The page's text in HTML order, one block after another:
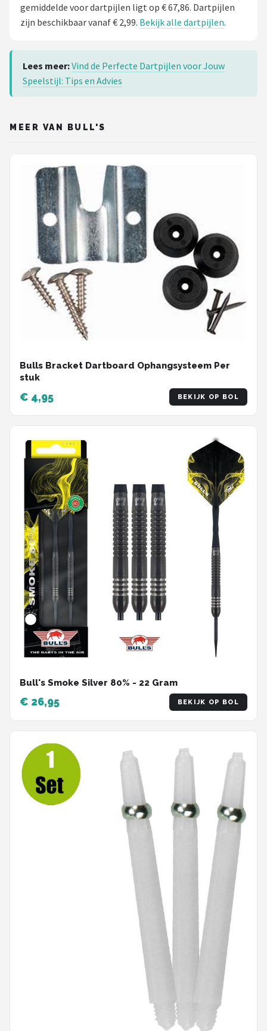
gemiddelde voor dartpijlen ligt op € 67,86. Dartpijlen
zijn beschikbaar vanaf € 2,99. Bekijk alle dartpijlen.
Lees meer:Vind de Perfecte Dartpijlen voor Jouw
Speelstijl: Tips en Advies
MEER VAN BULL'S
Bulls Bracket Dartboard Ophangsysteem Per
stuk
€ 4,95 BEKIJK OP BOL
Bull's Smoke Silver 80% - 22 Gram
€ 26,95 BEKIJK OP BOL